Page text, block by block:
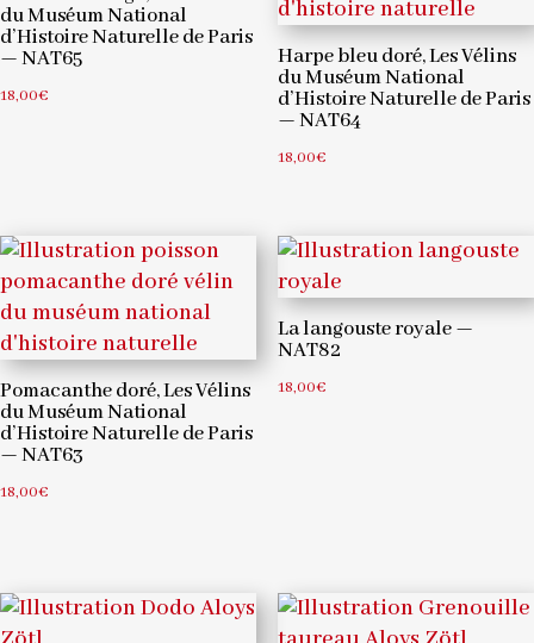
du Muséum National
d’Histoire Naturelle de Paris
— NAT65
18,00€
Harpe bleu doré, Les Vélins
du Muséum National
d’Histoire Naturelle de Paris
— NAT64
18,00€
Pomacanthe doré, Les Vélins
du Muséum National
d’Histoire Naturelle de Paris
— NAT63
18,00€
La langouste royale —
NAT82
18,00€